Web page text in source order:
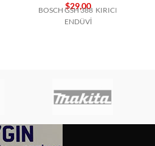
$29,00
BOSCH GSH 388 KIRICI
ENDÜVİ